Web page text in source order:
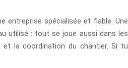
entreprise spécialisée et fiable. Une
utilisé : tout se joue aussi dans les
et la coordination du chantier. Si tu